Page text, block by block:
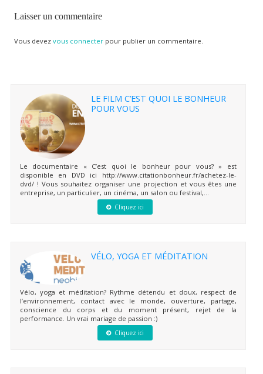
Laisser un commentaire
Vous devez vous connecterpour publier un commentaire.
LE FILM C’EST QUOI LE BONHEUR
POUR VOUS
Le documentaire « C’est quoi le bonheur pour vous? » est
disponible en DVD ici http://www.citationbonheur.fr/achetez-le-
dvd/ ! Vous souhaitez organiser une projection et vous êtes une
entreprise, un particulier, un cinéma, un salon ou festival,...
Cliquez ici
VÉLO, YOGA ET MÉDITATION
Vélo, yoga et méditation? Rythme détendu et doux, respect de
l’environnement, contact avec le monde, ouverture, partage,
conscience du corps et du moment présent, rejet de la
performance. Un vrai mariage de passion :)
Cliquez ici